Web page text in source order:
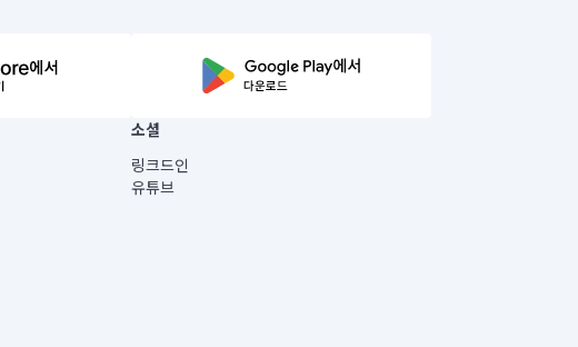
소셜
링크드인
유튜브